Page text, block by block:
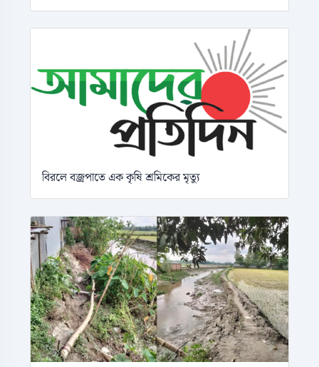
বিরলে বজ্রপাতে এক কৃষি শ্রমিকের মৃত্যু